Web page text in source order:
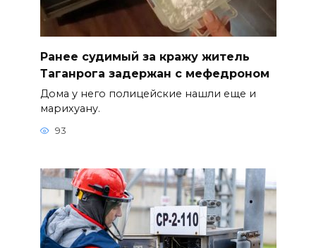
Ранее судимый за кражу житель
Таганрога задержан с мефедроном
Дома у него полицейские нашли еще и
марихуану.
93